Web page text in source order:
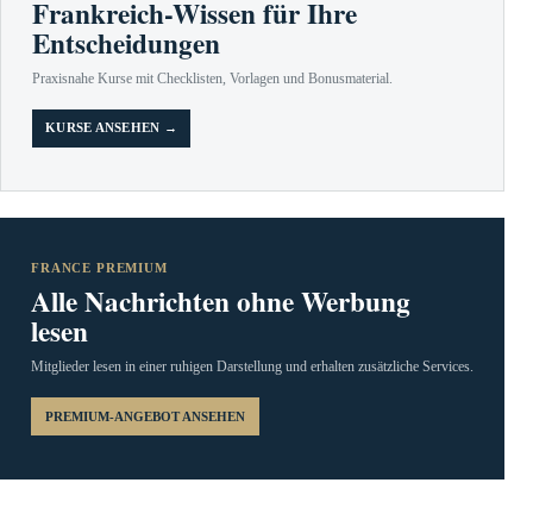
Frankreich-Wissen für Ihre
Entscheidungen
Praxisnahe Kurse mit Checklisten, Vorlagen und Bonusmaterial.
KURSE ANSEHEN →
FRANCE PREMIUM
Alle Nachrichten ohne Werbung
lesen
Mitglieder lesen in einer ruhigen Darstellung und erhalten zusätzliche Services.
PREMIUM-ANGEBOT ANSEHEN